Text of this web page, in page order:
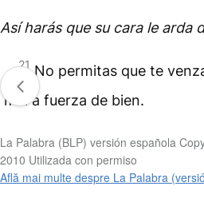
Así harás que su cara le arda
21 No permitas que te
mal a fuerza de bien.
La Palabra (BLP) versión española
2010 Utilizada con permiso
Află mai multe despre La Palabra